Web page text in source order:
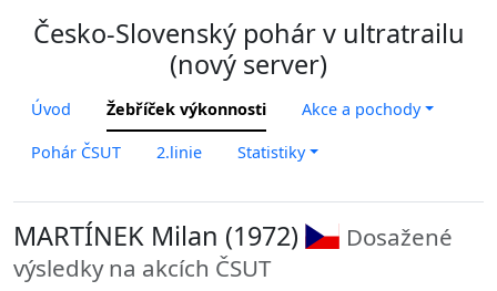
Česko-Slovenský pohár v ultratrailu
(nový server)
Úvod Žebříček výkonnosti Akce a pochody
Pohár ČSUT 2.linie Statistiky
MARTÍNEK Milan (1972)
Dosažené
výsledky na akcích ČSUT